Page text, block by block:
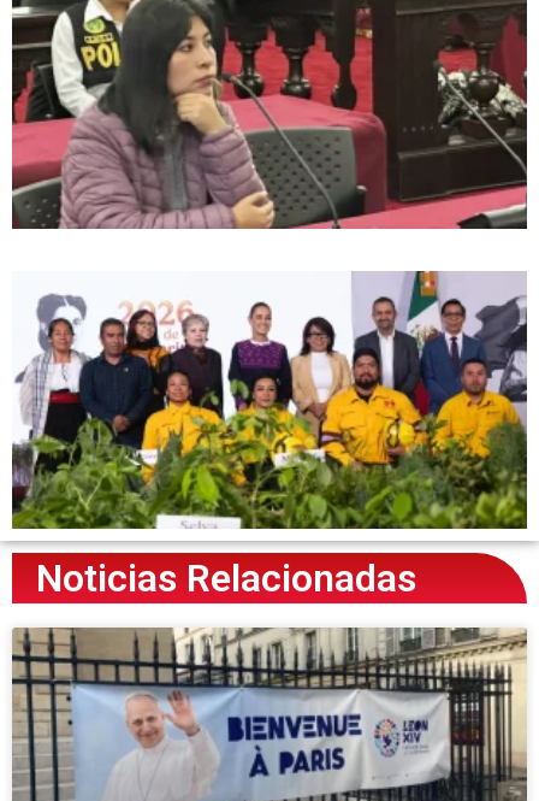
Noticias Relacionadas